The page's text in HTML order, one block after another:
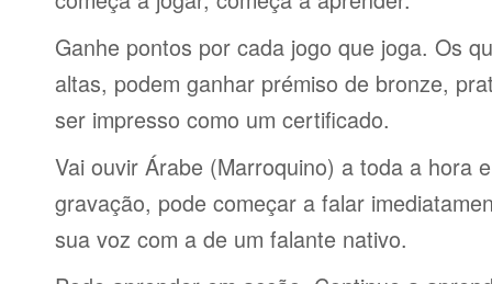
Ganhe pontos por cada jogo que joga. Os
altas, podem ganhar prémiso de bronze,
ser impresso como um certificado.
Vai ouvir Árabe (Marroquino) a toda a hora
gravação, pode começar a falar
sua voz com a de um falante nativo.